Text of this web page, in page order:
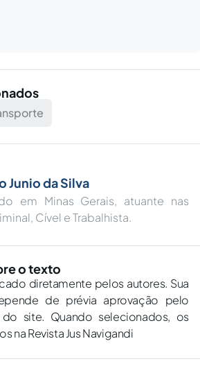
Junio da Silva
em Minas Gerais, atuante nas
Cível e Trabalhista.
o texto
diretamente pelos autores. Sua
de prévia aprovação pelo
site. Quando selecionados, os
na Revista Jus Navigandi